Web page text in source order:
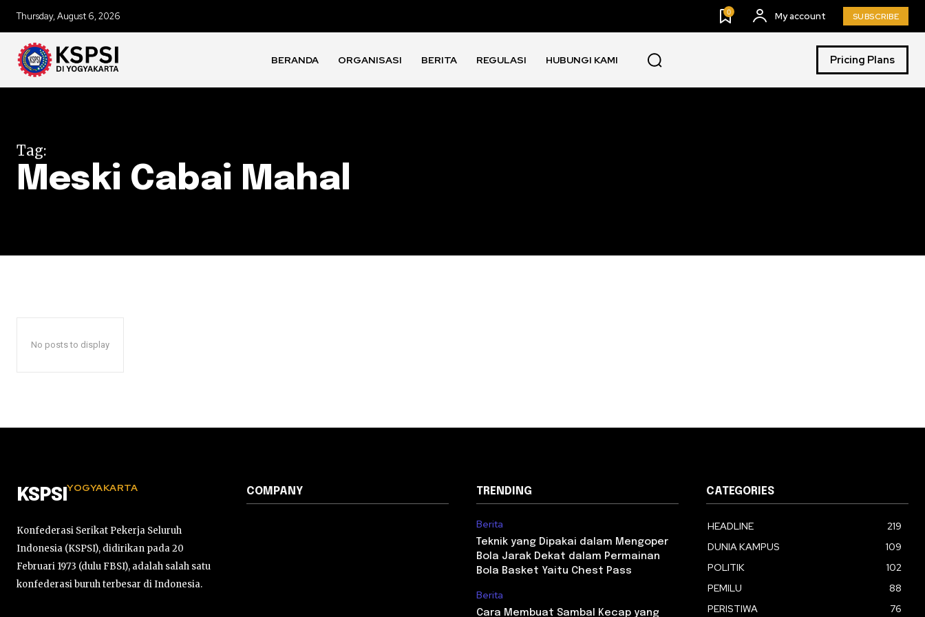
Thursday, August 6, 2026 0 My account SUBSCRIBE
BERANDA ORGANISASI BERITA REGULASI HUBUNGI KAMI Pricing Plans
Tag:
Meski Cabai Mahal
No posts to display
KSPSI YOGYAKARTA
Konfederasi Serikat Pekerja Seluruh
Indonesia (KSPSI), didirikan pada 20
Februari 1973 (dulu FBSI), adalah salah satu
konfederasi buruh terbesar di Indonesia.
COMPANY TRENDING
Berita
Teknik yang Dipakai dalam Mengoper
Bola Jarak Dekat dalam Permainan
Bola Basket Yaitu Chest Pass
Berita
Cara Membuat Sambal Kecap yang
CATEGORIES
HEADLINE
219
DUNIA KAMPUS
109
POLITIK
102
PEMILU
88
PERISTIWA
76